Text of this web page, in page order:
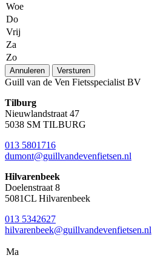
Woe
Do
Vrij
Za
Zo
Annuleren Versturen
Guill van de Ven Fietsspecialist BV
Tilburg
Nieuwlandstraat 47
5038 SM TILBURG
013 5801716
dumont@guillvandevenfietsen.nl
Hilvarenbeek
Doelenstraat 8
5081CL Hilvarenbeek
013 5342627
hilvarenbeek@guillvandevenfietsen.nl
Ma